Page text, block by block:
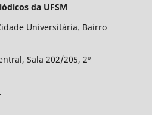
da UFSM
Universitária. Bairro
Sala 202/205, 2º